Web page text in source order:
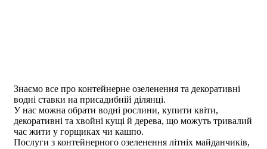
Знаємо все про контейнерне озеленення та декоративні
водні ставки на присадибній ділянці.
У нас можна обрати водні рослини, купити квіти,
декоративні та хвойні кущі й дерева, що можуть тривалий
час жити у горщиках чи кашпо.
Послуги з контейнерного озеленення літніх майданчиків,